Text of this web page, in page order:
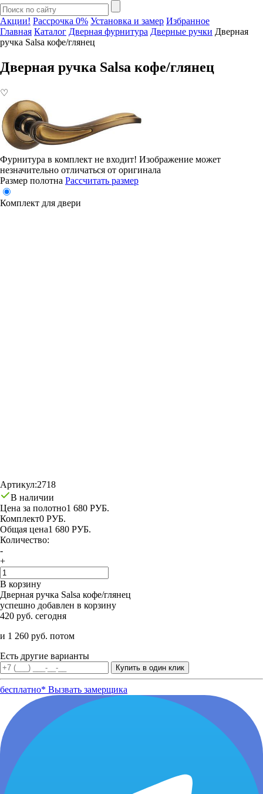
Акции! Рассрочка 0% Установка и замер Избранное
Главная Каталог Дверная фурнитура Дверные ручки Дверная
ручка Salsa кофе/глянец
Дверная ручка Salsa кофе/глянец
♡
Фурнитура в комплект не входит! Изображение может
незначительно отличаться от оригинала
Размер полотна Рассчитать размер
Комплект для двери
Артикул:2718
В наличии
Цена за полотно1 680 РУБ.
Комплект0 РУБ.
Общая цена1 680 РУБ.
Количество:
-
+
В корзину
Дверная ручка Salsa кофе/глянец
успешно добавлен в корзину
420 руб. сегодня
и 1 260 руб. потом
Есть другие варианты
бесплатно* Вызвать замерщика